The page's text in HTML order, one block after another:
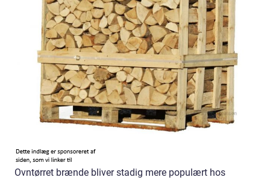
Ovntørret brænde bliver stadig mere populært hos